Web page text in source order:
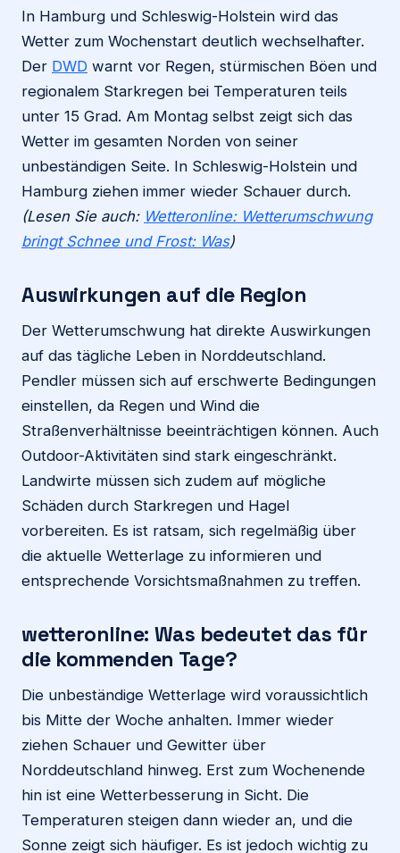
In Hamburg und Schleswig-Holstein wird das
Wetter zum Wochenstart deutlich wechselhafter.
Der DWD warnt vor Regen, stürmischen Böen und
regionalem Starkregen bei Temperaturen teils
unter 15 Grad. Am Montag selbst zeigt sich das
Wetter im gesamten Norden von seiner
unbeständigen Seite. In Schleswig-Holstein und
Hamburg ziehen immer wieder Schauer durch.
(Lesen Sie auch: Wetteronline: Wetterumschwung
bringt Schnee und Frost: Was)
Auswirkungen auf die Region
Der Wetterumschwung hat direkte Auswirkungen
auf das tägliche Leben in Norddeutschland.
Pendler müssen sich auf erschwerte Bedingungen
einstellen, da Regen und Wind die
Straßenverhältnisse beeinträchtigen können. Auch
Outdoor-Aktivitäten sind stark eingeschränkt.
Landwirte müssen sich zudem auf mögliche
Schäden durch Starkregen und Hagel
vorbereiten. Es ist ratsam, sich regelmäßig über
die aktuelle Wetterlage zu informieren und
entsprechende Vorsichtsmaßnahmen zu treffen.
wetteronline: Was bedeutet das für
die kommenden Tage?
Die unbeständige Wetterlage wird voraussichtlich
bis Mitte der Woche anhalten. Immer wieder
ziehen Schauer und Gewitter über
Norddeutschland hinweg. Erst zum Wochenende
hin ist eine Wetterbesserung in Sicht. Die
Temperaturen steigen dann wieder an, und die
Sonne zeigt sich häufiger. Es ist jedoch wichtig zu